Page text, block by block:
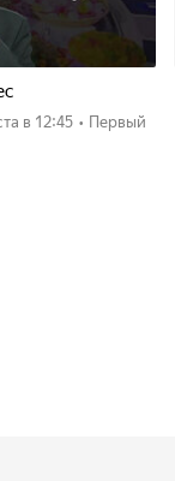
в 12:45 • Первый